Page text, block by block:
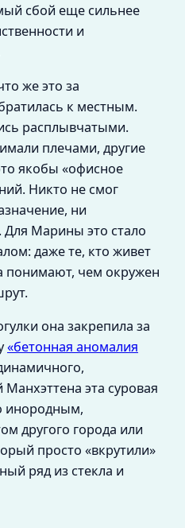
сбой еще сильнее
и
же это за
к местным.
расплывчатыми.
плечами, другие
якобы «офисное
Никто не смог
ни
Для Марины это стало
даже те, кто живет
понимают, чем окружен
она закрепила за
«бетонная аномалия
эта суровая
инородным,
другого города или
просто «вкрутили»
ряд из стекла и